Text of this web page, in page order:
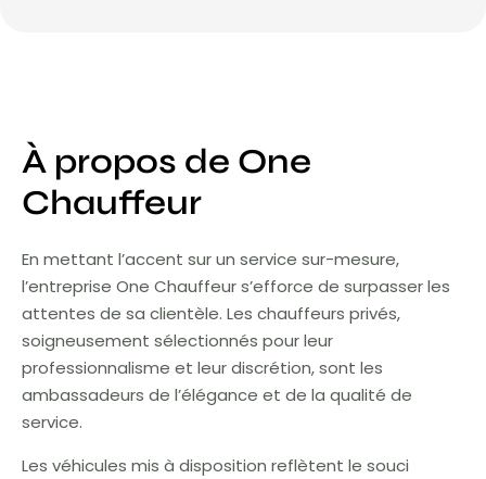
À propos de One
Chauffeur
En mettant l’accent sur un service sur-mesure,
l’entreprise One Chauffeur s’efforce de surpasser les
attentes de sa clientèle. Les chauffeurs privés,
soigneusement sélectionnés pour leur
professionnalisme et leur discrétion, sont les
ambassadeurs de l’élégance et de la qualité de
service.
Les véhicules mis à disposition reflètent le souci